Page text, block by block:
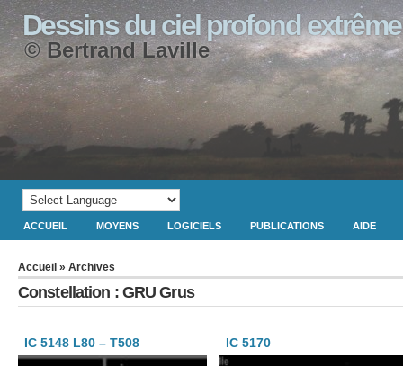
Dessins du ciel profond extrême
© Bertrand Laville
ACCUEIL MOYENS LOGICIELS PUBLICATIONS AIDE
Accueil » Archives
Constellation : GRU Grus
IC 5148 L80 – T508 IC 5170